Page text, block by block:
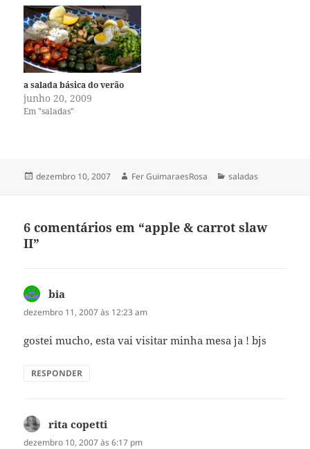
a salada básica do verão
junho 20, 2009
Em "saladas"
Publicado
dezembro 10, 2007 Autor
Fer GuimaraesRosa Categorias
saladas
6 comentários em “apple & carrot slaw
II”
bia
dezembro 11, 2007 às 12:23 am
gostei mucho, esta vai visitar minha mesa ja ! bjs
RESPONDER
rita copetti
dezembro 10, 2007 às 6:17 pm